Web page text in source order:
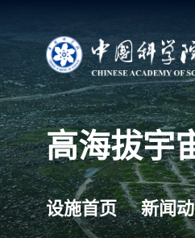
高海拔宇
设施首页 新闻